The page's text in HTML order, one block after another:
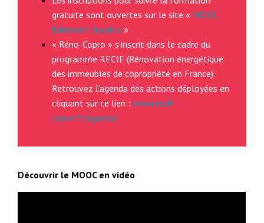
gratuite sont ouvertes sur le site « MOOC
Bâtiment durable »
« Réno-Copro » s’inscrit dans le cadre du
programme RECIF (Rénovation énergétique
des immeubles de copropriété en France).
Retrouvez l’agenda des actions déployées en
cliquant sur ce lien :www.recif-
copro.fr/agenda/
Découvrir le MOOC en vidéo